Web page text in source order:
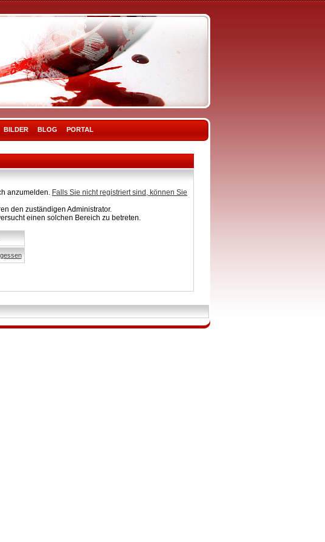
BILDER BLOG PORTAL
anzumelden. Falls Sie nicht registriert sind, können Sie
den zuständigen Administrator.
einen solchen Bereich zu betreten.